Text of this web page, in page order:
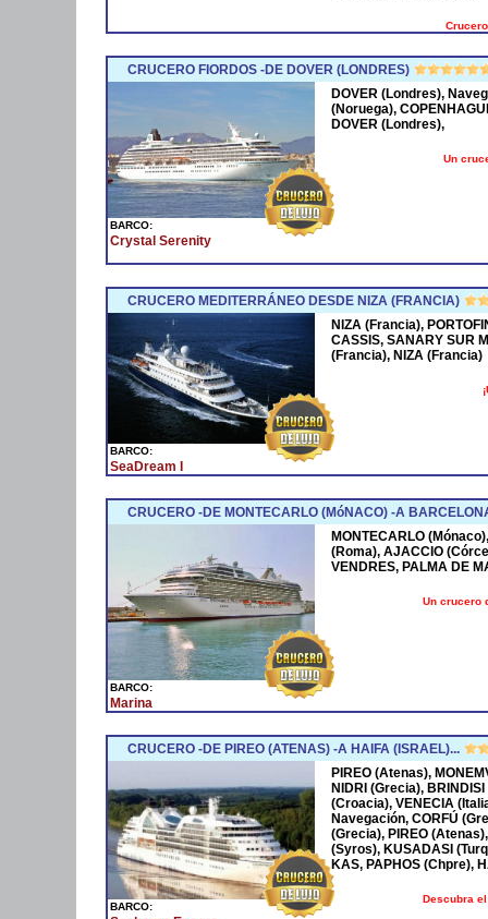
CRUCERO FIORDOS -DE DOVER (LONDRES)
BARCO:
Crystal Serenity
DOVER (Londres),
(Noruega),
DOVER (Londres),
Un
CRUCERO MEDITERRÁNEO DESDE NIZA (FRANCIA)
BARCO:
SeaDream I
NIZA (Francia),
CASSIS, SANARY SUR
(Francia), NIZA (Francia)
CRUCERO -DE MONTECARLO (MóNACO) -A
BARCO:
Marina
MONTECARLO
(Roma), AJACCIO
VENDRES, PALMA DE
Un crucero
CRUCERO -DE PIREO (ATENAS) -A HAIFA (ISRAEL)...
BARCO:
PIREO (Atenas),
NIDRI (Grecia),
(Croacia), VENECIA
Navegación, CORFÚ
(Grecia), PIREO
(Syros), KUSADASI
KAS, PAPHOS (Chpre),
Descubra